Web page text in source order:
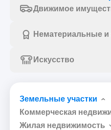
Движимое
Нематериальные
Искусство
Земельные участки
Коммерческая
Жилая недвижимость